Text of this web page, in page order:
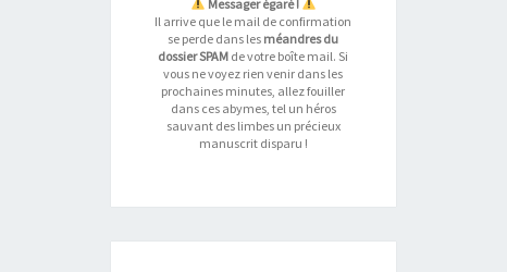
Messager égaré !
Il arrive que le mail de confirmation
se perde dans les méandres du
dossier SPAM de votre boîte mail. Si
vous ne voyez rien venir dans les
prochaines minutes, allez fouiller
dans ces abymes, tel un héros
sauvant des limbes un précieux
manuscrit disparu !